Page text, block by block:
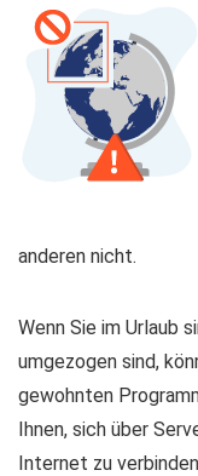
anderen nicht.
Wenn Sie im Urlaub
umgezogen sind,
gewohnten
Ihnen, sich über
Internet zu